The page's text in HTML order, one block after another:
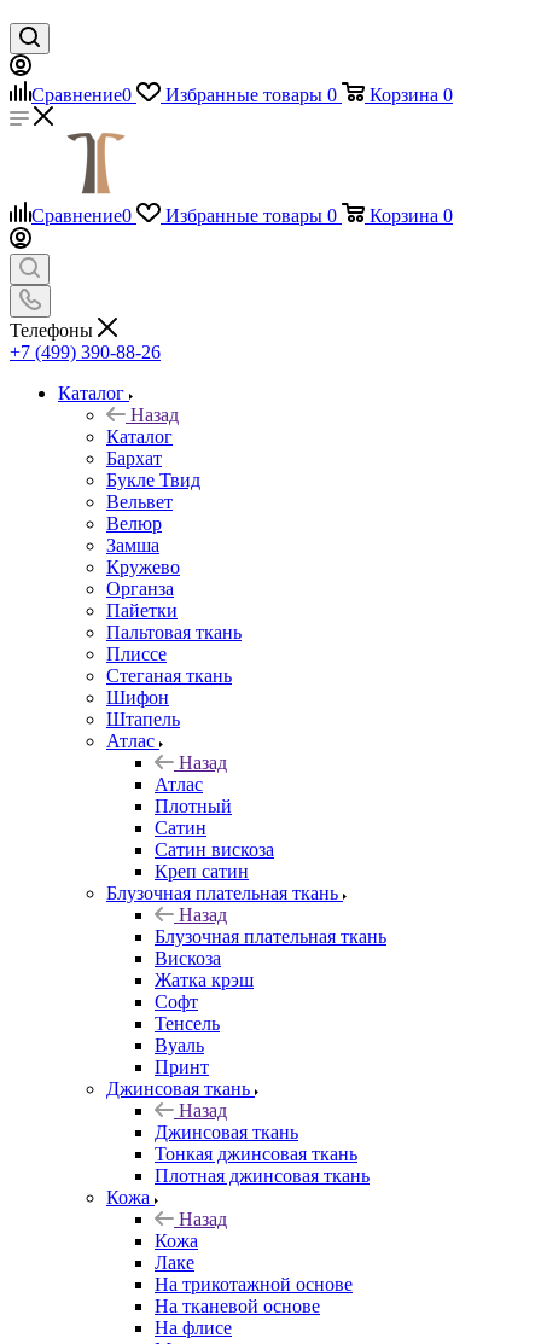
Сравнение0 Избранные товары 0 Корзина 0
Сравнение0 Избранные товары 0 Корзина 0
Телефоны
+7 (499) 390-88-26
Каталог
Назад
Каталог
Бархат
Букле Твид
Вельвет
Велюр
Замша
Кружево
Органза
Пайетки
Пальтовая ткань
Плиссе
Стеганая ткань
Шифон
Штапель
Атлас
Назад
Атлас
Плотный
Сатин
Сатин вискоза
Креп сатин
Блузочная плательная ткань
Назад
Блузочная плательная ткань
Вискоза
Жатка крэш
Софт
Тенсель
Вуаль
Принт
Джинсовая ткань
Назад
Джинсовая ткань
Тонкая джинсовая ткань
Плотная джинсовая ткань
Кожа
Назад
Кожа
Лаке
На трикотажной основе
На тканевой основе
На флисе